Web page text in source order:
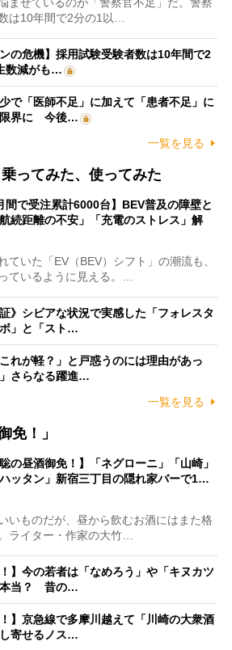
ませているのが「警察官不足」だ。警察
は10年間で2分の1以…
の危機】採用試験受験者数は10年間で2
数減がも…
で「医師不足」に加えて「患者不足」に
限界に 今後…
一覧を見る
ってみた、使ってみた
間で受注累計6000台】BEV普及の障壁と
続距離の不安」「充電のストレス」解
いた「EV（BEV）シフト」の潮流も、
ているように見える。…
》シビアな状況で実感した「フォレスタ
」と「スト…
れが軽？」と戸惑うのには理由があっ
さらなる躍進…
一覧を見る
免！」
聡の昼酒御免！】「ネグローニ」「山崎」
ハッタン」新宿三丁目の隠れ家バーで1…
いものだが、昼から飲むお酒にはまた格
ライター・作家の大竹…
】今の若者は「なめろう」や「キヌカツ
本当？ 昔の…
】京急線で多摩川越えて「川崎の大衆酒
寄せるノス…